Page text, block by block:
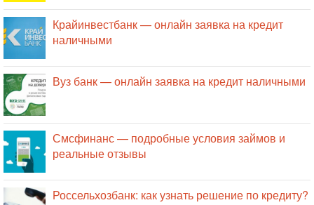
Крайинвестбанк — онлайн заявка на кредит
наличными
Вуз банк — онлайн заявка на кредит наличными
Смсфинанс — подробные условия займов и
реальные отзывы
Россельхозбанк: как узнать решение по кредиту?